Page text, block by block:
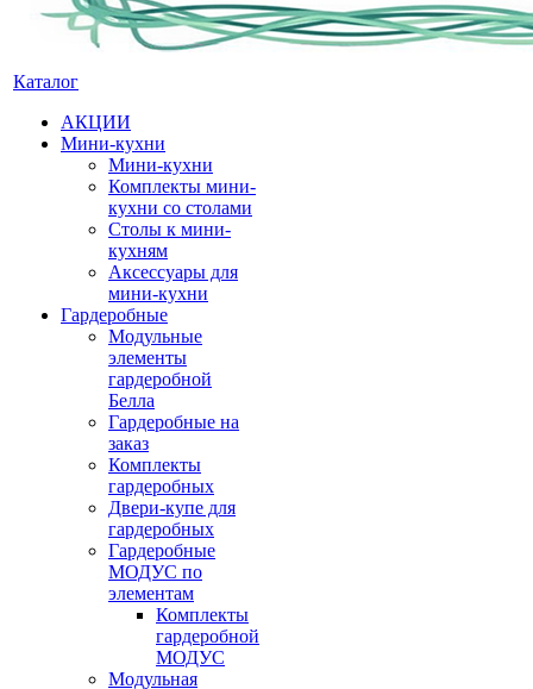
Каталог
АКЦИИ
Мини-кухни
Мини-кухни
Комплекты мини-
кухни со столами
Столы к мини-
кухням
Аксессуары для
мини-кухни
Гардеробные
Модульные
элементы
гардеробной
Белла
Гардеробные на
заказ
Комплекты
гардеробных
Двери-купе для
гардеробных
Гардеробные
МОДУС по
элементам
Комплекты
гардеробной
МОДУС
Модульная